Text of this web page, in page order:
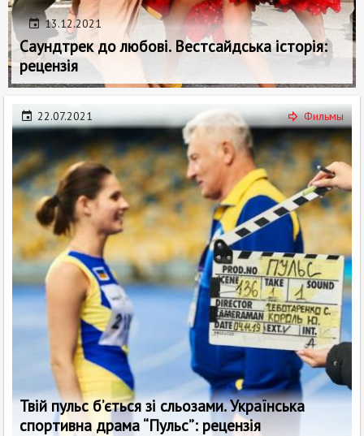
13.12.2021
Саундтрек до любові. Вестсайдська історія:
рецензія
22.07.2021 Фильмы
Твій пульс б’ється зі сльозами. Українська
спортивна драма “Пульс”: рецензія